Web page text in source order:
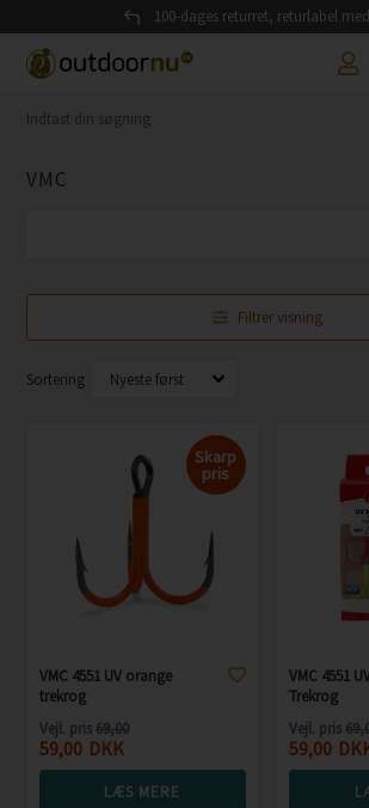
100-dages returret, returlabel
VMC
Filtrer visning
Sortering
Skarp
pris
VMC 4551 UV orange
trekrog
Vejl. pris69,00
59,00 DKK
LÆS MERE
VMC 4551
Trekrog
Vejl. pris
59,00